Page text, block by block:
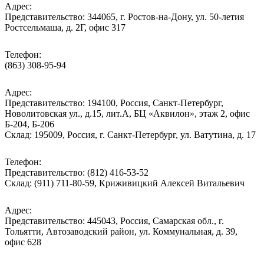
Адрес:
Представительство: 344065, г. Ростов-на-Дону, ул. 50-летия
Ростсельмаша, д. 2Г, офис 317
Телефон:
(863) 308-95-94
Адрес:
Представительство: 194100, Россия, Санкт-Петербург,
Новолитовская ул., д.15, лит.А, БЦ «Аквилон», этаж 2, офис
Б-204, Б-206
Склад: 195009, Россия, г. Санкт-Петербург, ул. Ватутина, д. 17
Телефон:
Представительство: (812) 416-53-52
Склад: (911) 711-80-59, Криживицкий Алексей Витальевич
Адрес:
Представительство: 445043, Россия, Самарская обл., г.
Тольятти, Автозаводский район, ул. Коммунальная, д. 39,
офис 628